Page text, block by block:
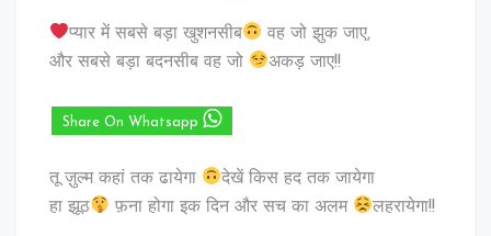
प्यार में सबसे बड़ा खुशनसीब
वह जो झुक जाए,
और सबसे बड़ा बदनसीब वह जो
अकड़ जाए!!
Share On Whatsapp
तू ज़ुल्म कहां तक ढायेगा
देखें किस हद तक जायेगा
हा झूठ
फ़ना होगा इक दिन और सच का अलम लहरायेगा!!